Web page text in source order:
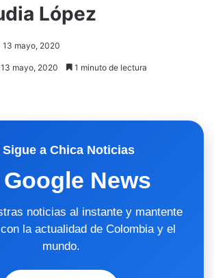
López
13 mayo, 2020
mayo, 2020 1 minuto de lectura
Sigue a Chica Noticias
News
noticias al instante y mantente
la actualidad de Colombia y el
mundo.